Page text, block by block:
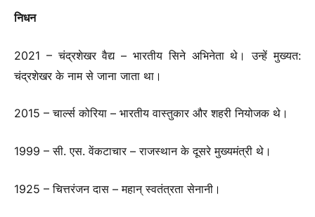
निधन
2021 – चंद्रशेखर वैद्य – भारतीय सिने अभिनेता थे। उन्हें मुख्यत:
चंद्रशेखर के नाम से जाना जाता था।
2015 – चार्ल्स कोरिया – भारतीय वास्तुकार और शहरी नियोजक थे।
1999 – सी. एस. वेंकटाचार – राजस्थान के दूसरे मुख्यमंत्री थे।
1925 – चित्तरंजन दास – महान् स्वतंत्रता सेनानी।